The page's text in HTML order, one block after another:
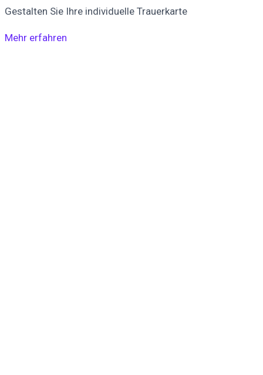
Gestalten Sie Ihre individuelle Trauerkarte
Mehr erfahren